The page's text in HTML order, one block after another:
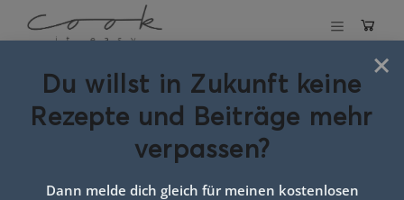
Schlagwort:
kekse backen
×
Du willst in Zukunft keine
Rezepte und Beiträge mehr
verpassen?
Dann melde dich gleich für meinen kostenlosen